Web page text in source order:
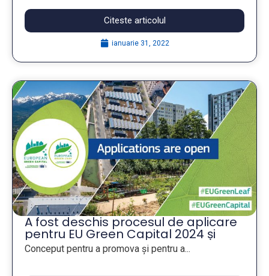
Citeste articolul
ianuarie 31, 2022
A fost deschis procesul de aplicare
pentru EU Green Capital 2024 și
pentru EU Green Leaf Awards 2024
Conceput pentru a promova și pentru a...